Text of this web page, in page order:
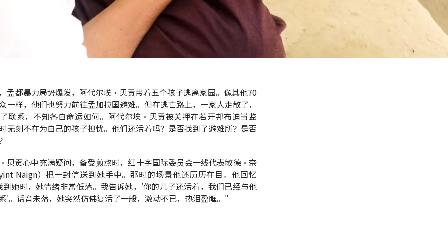
孟都暴力局势爆发，阿代尔埃·贝贡带着五个孩子逃离家园。像其他70
一样，他们也努力前往孟加拉国避难。但在逃亡路上，一家人走散了，
联系，不知各自命运如何。阿代尔埃·贝贡被关押在若开邦布迪当监
无刻不在为自己的孩子担忧。他们还活着吗？是否找到了避难所？是否
贝贡心中充满疑问，备受煎熬时，红十字国际委员会一线代表敏德·奈
Naign）把一封信送到她手中。那时的场景他还历历在目。他回忆
她时，她情绪非常低落。我告诉她，'你的儿子还活着，我们已经与他
'。话音未落，她突然仿佛复活了一般，激动不已，热泪盈眶。"